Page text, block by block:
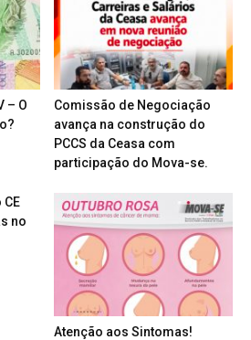
– O
Comissão de Negociação
avança na construção do
PCCS da Ceasa com
participação do Mova-se.
no
Atenção aos Sintomas!